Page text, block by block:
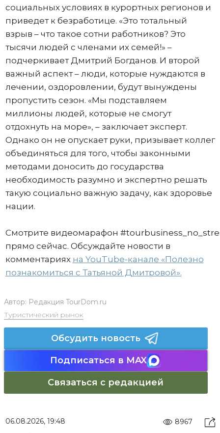
социальных условиях в курортных регионов и
приведет к безработице. «Это тотальный
взрыв – что такое сотни работников? Это
тысячи людей с членами их семей!» –
подчеркивает Дмитрий Богданов. И второй
важный аспект – люди, которые нуждаются в
лечении, оздоровлении, будут вынуждены
пропустить сезон. «Мы подставляем
миллионы людей, которые не смогут
отдохнуть на море», – заключает эксперт.
Однако он не опускает руки, призывает коллег
объединяться для того, чтобы законными
методами доносить до государства
необходимость разумно и экспертно решать
такую социально важную задачу, как здоровье
нации.
Смотрите видеомарафон
прямо сейчас. Обсуждайте новости в
комментариях на YouTube-канале «Полезно
познакомиться с Татьяной Дмитровой».
Автор: Редакция TourDom.ru
Туристический рынок
Обсудить новость
Подписаться в MAX
Связаться с редакцией
06.08.2026, 19:48 8967